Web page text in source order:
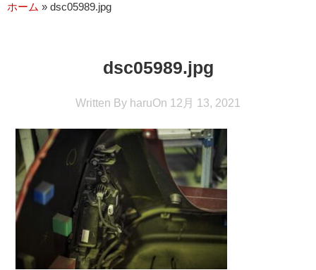
ホーム » dsc05989.jpg
dsc05989.jpg
Written By haruOn 12月 13, 2021